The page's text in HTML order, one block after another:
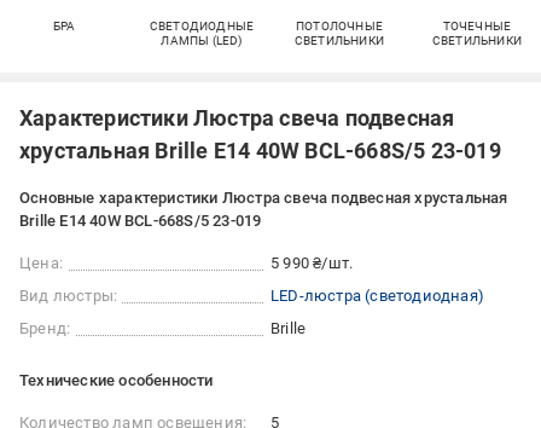
БРА
СВЕТОДИОДНЫЕ
ЛАМПЫ (LED)
ПОТОЛОЧНЫЕ
СВЕТИЛЬНИКИ
ТОЧЕЧНЫЕ
СВЕТИЛЬНИКИ
Характеристики Люстра свеча подвесная
хрустальная Brille E14 40W BCL-668S/5 23-019
Основные характеристики Люстра свеча подвесная хрустальная
Brille E14 40W BCL-668S/5 23-019
Цена:
5 990 ₴/шт.
Вид люстры:
LED-люстра (светодиодная)
Бренд:
Brille
Технические особенности
Количество ламп освещения: 5